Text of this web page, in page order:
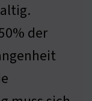
der